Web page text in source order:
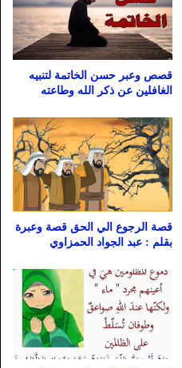
قصص وعبر حسن الخاتمة لتنبيه
الغافلين عن ذكر الله وطاعته
قصة الرجوع الي الحق قصة وعبرة
بقلم : عبد الجواد الحمزاوي